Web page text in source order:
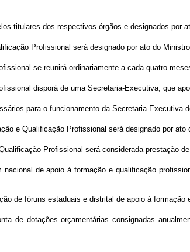
titulares dos respectivos órgãos e designados por
Profissional será designado por ato do
se reunirá ordinariamente a cada quatro
disporá de uma Secretaria-Executiva, que
para o funcionamento da Secretaria-Executiva
e Qualificação Profissional será designado por ato
Profissional será considerada prestação
de apoio à formação e qualificação
de fóruns estaduais e distrital de apoio à
de dotações orçamentárias consignadas